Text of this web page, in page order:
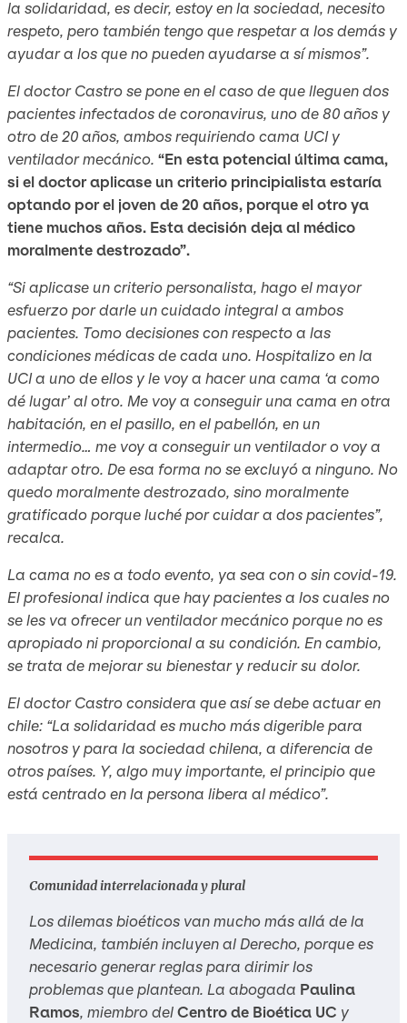
la solidaridad, es decir, estoy en la sociedad, necesito
respeto, pero también tengo que respetar a los demás y
ayudar a los que no pueden ayudarse a sí mismos”.
El doctor Castro se pone en el caso de que lleguen dos
pacientes infectados de coronavirus, uno de 80 años y
otro de 20 años, ambos requiriendo cama UCI y
ventilador mecánico. “En esta potencial última cama,
si el doctor aplicase un criterio principialista estaría
optando por el joven de 20 años, porque el otro ya
tiene muchos años. Esta decisión deja al médico
moralmente destrozado”.
“Si aplicase un criterio personalista, hago el mayor
esfuerzo por darle un cuidado integral a ambos
pacientes. Tomo decisiones con respecto a las
condiciones médicas de cada uno. Hospitalizo en la
UCI a uno de ellos y le voy a hacer una cama ‘a como
dé lugar’ al otro. Me voy a conseguir una cama en otra
habitación, en el pasillo, en el pabellón, en un
intermedio… me voy a conseguir un ventilador o voy a
adaptar otro. De esa forma no se excluyó a ninguno. No
quedo moralmente destrozado, sino moralmente
gratificado porque luché por cuidar a dos pacientes”,
recalca.
La cama no es a todo evento, ya sea con o sin covid-19.
El profesional indica que hay pacientes a los cuales no
se les va ofrecer un ventilador mecánico porque no es
apropiado ni proporcional a su condición. En cambio,
se trata de mejorar su bienestar y reducir su dolor.
El doctor Castro considera que así se debe actuar en
chile: “La solidaridad es mucho más digerible para
nosotros y para la sociedad chilena, a diferencia de
otros países. Y, algo muy importante, el principio que
está centrado en la persona libera al médico”.
Comunidad interrelacionada y plural
Los dilemas bioéticos van mucho más allá de la
Medicina, también incluyen al Derecho, porque es
necesario generar reglas para dirimir los
problemas que plantean. La abogada Paulina
Ramos, miembro delCentro de Bioética UC y